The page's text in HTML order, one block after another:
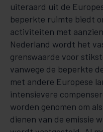
uiteraard uit de
beperkte ruimte biedt
activiteiten met
Nederland wordt het
grenswaarde voor
vanwege de beperkte
met andere Europese
intensievere
worden genomen om
dienen van de emissie